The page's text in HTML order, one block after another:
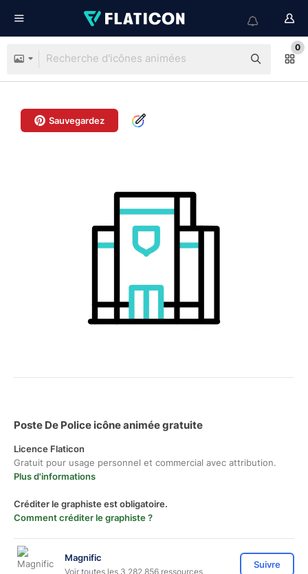
0
Sauvegardez
Poste De Police icône animée gratuite
Licence Flaticon
Gratuit pour usage personnel et commercial avec attribution.
Plus d'informations
Créditer le graphiste est obligatoire.
Comment créditer le graphiste ?
Magnific
Voir toutes les 3,282,856 ressources
Suivre